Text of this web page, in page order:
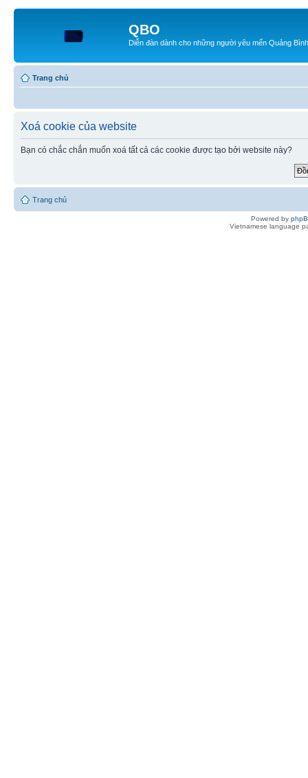
QBO
Diễn đàn dành cho những người yêu mến Quảng Bình
Trang chủ
Xoá cookie của website
Bạn có chắc chắn muốn xoá tất cả các cookie được tạo bởi website này?
Trang chủ
Powered by
Vietnamese language